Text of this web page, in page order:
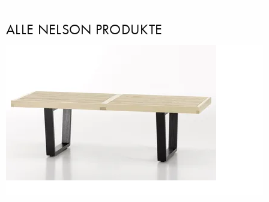
ALLE NELSON PRODUKTE